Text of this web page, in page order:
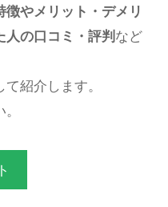
徴やメリット・デメリ
人の口コミ・評判 など
て紹介します。